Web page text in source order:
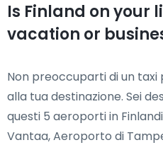
Is Finland on your
vacation or
Non preoccuparti di un
alla tua destinazione. Sei
questi 5 aeroporti in
Vantaa, Aeroporto di